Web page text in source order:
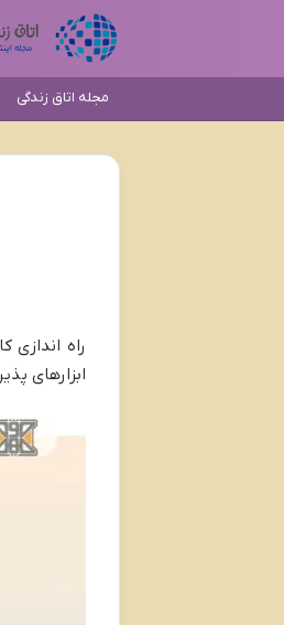
مجله اتاق زندگی
راه
ابزارهای